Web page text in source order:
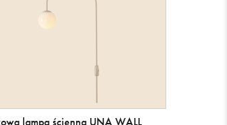
lampa ścienna UNA WALL